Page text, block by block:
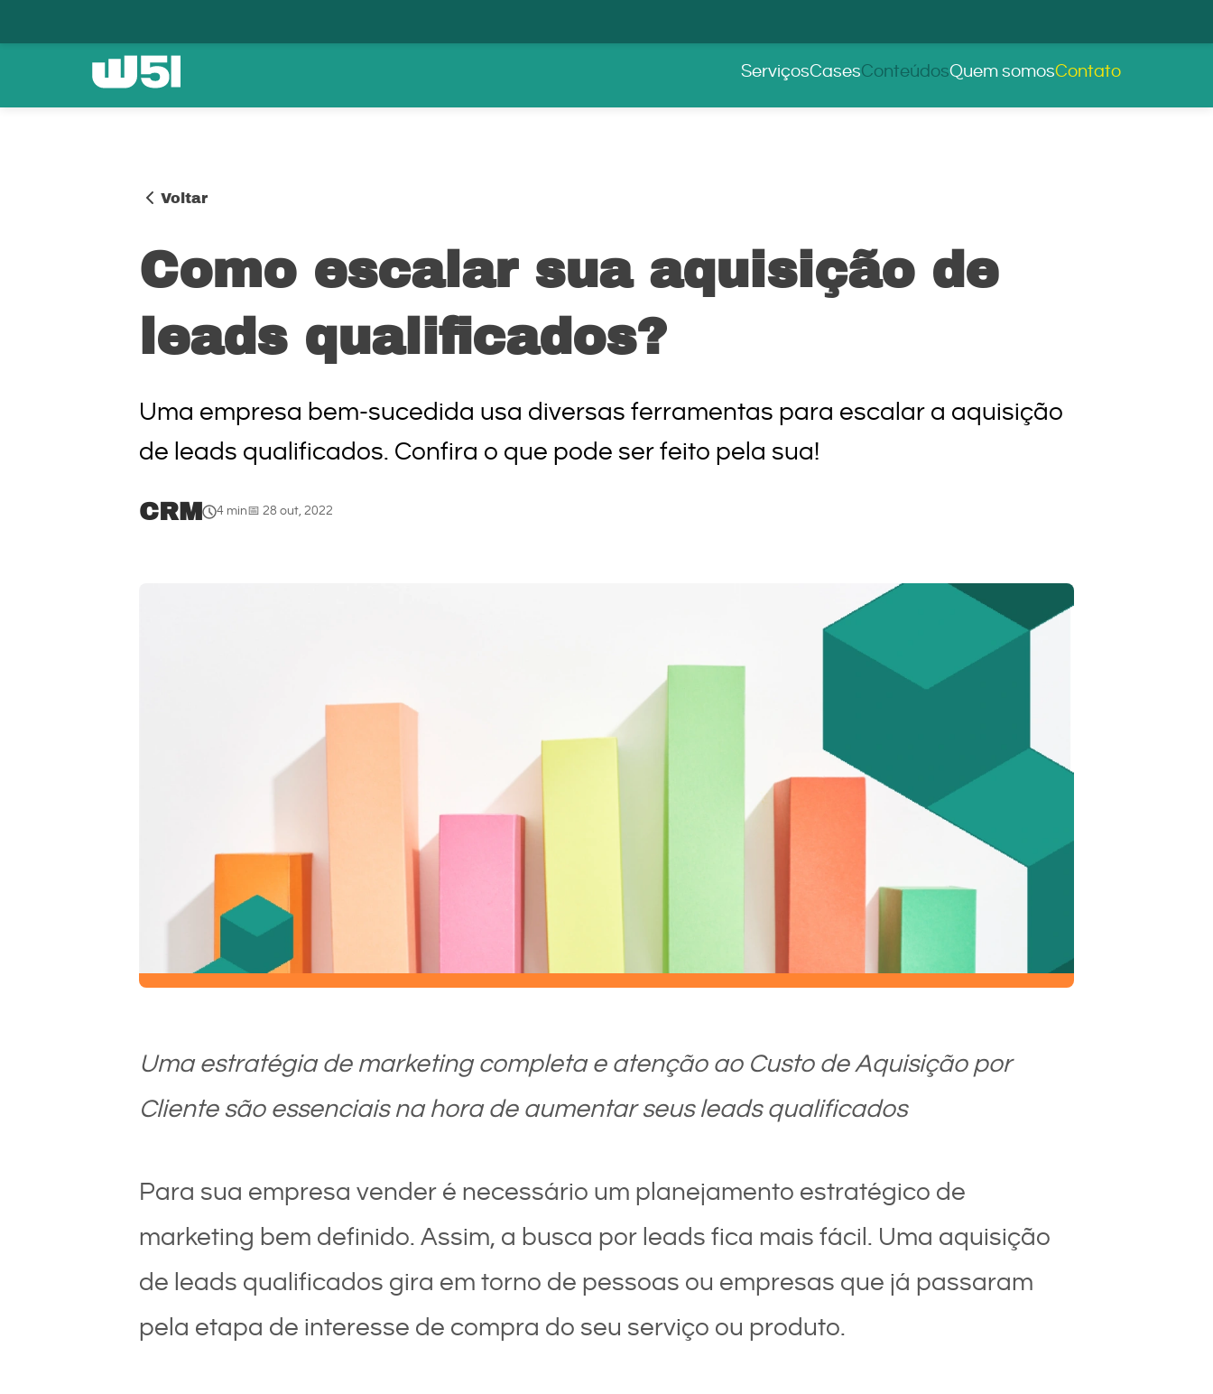
ServiçosCasesConteúdosQuem somosContato
Voltar
Como escalar sua aquisição de
leads qualificados?
Uma empresa bem-sucedida usa diversas ferramentas para escalar a aquisição
de leads qualificados. Confira o que pode ser feito pela sua!
CRM 4 min 📅 28 out, 2022
Uma estratégia de marketing completa e atenção ao Custo de Aquisição por
Cliente são essenciais na hora de aumentar seus leads qualificados
Para sua empresa vender é necessário um planejamento estratégico de
marketing bem definido. Assim, a busca por leads fica mais fácil. Uma aquisição
de leads qualificados gira em torno de pessoas ou empresas que já passaram
pela etapa de interesse de compra do seu serviço ou produto.